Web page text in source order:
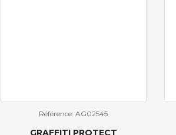
Référence: AG02545
GRAFFITI PROTECT